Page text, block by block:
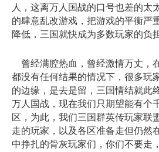
人，这离万人国战的口号也差的太
的肆意乱改游戏，把游戏的平衡严
降低，三国就快成为多数玩家的负
曾经满腔热血，曾经激情万丈，
都没有任何结果的情况下，很多玩
的边缘，是去是留，三国情结就此
万人国战，现在我们只期望能有个
区，为此，我们三国群英传玩家联
走的玩家，以及各区准备走但仍然
中挣扎的骨灰玩家们，你们不要走